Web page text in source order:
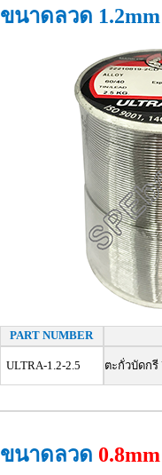
ขนาดลวด 1.2mm
PART NUMBER
ULTRA-1.2-2.5 ตะกั่วบัดกรี
ขนาดลวด 0.8mm